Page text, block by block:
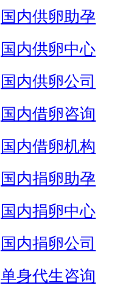
国内供卵助孕
国内供卵中心
国内供卵公司
国内借卵咨询
国内借卵机构
国内捐卵助孕
国内捐卵中心
国内捐卵公司
单身代生咨询